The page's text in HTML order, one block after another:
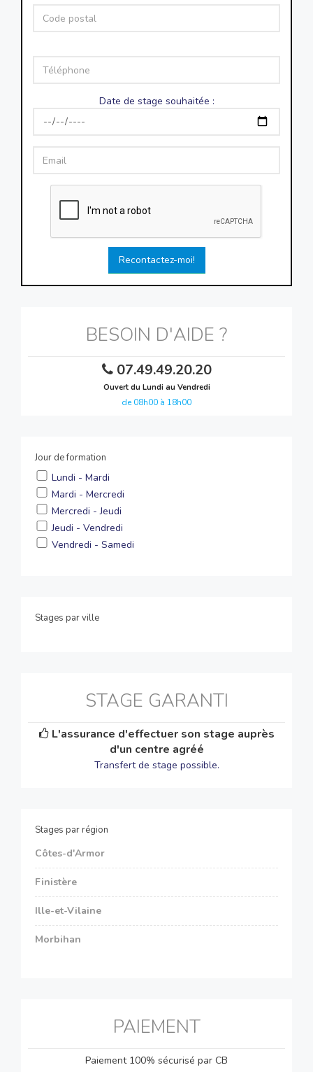
Date de stage souhaitée :
Recontactez-moi!
BESOIN D'AIDE ?
07.49.49.20.20
Ouvert du Lundi au Vendredi
de 08h00 à 18h00
Jour de formation
Lundi - Mardi
Mardi - Mercredi
Mercredi - Jeudi
Jeudi - Vendredi
Vendredi - Samedi
Stages par ville
STAGE GARANTI
L'assurance d'effectuer son stage auprès
d'un centre agréé
Transfert de stage possible.
Stages par région
Côtes-d'Armor
Finistère
Ille-et-Vilaine
Morbihan
PAIEMENT
Paiement 100% sécurisé par CB